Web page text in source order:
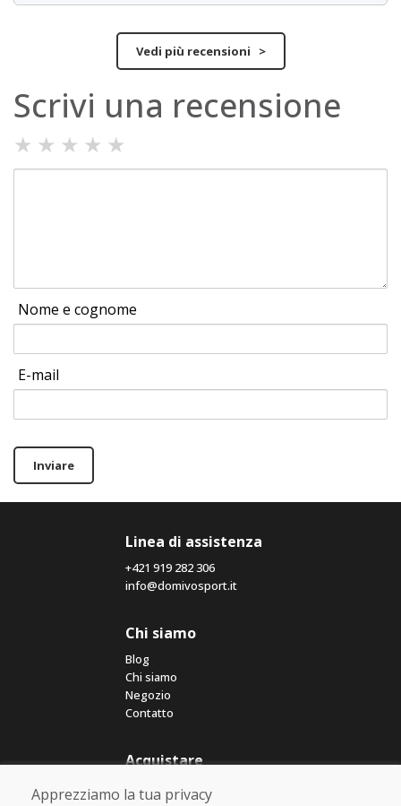
Vedi più recensioni >
Scrivi una recensione
★ ★ ★ ★ ★
Nome e cognome
E-mail
Inviare
Linea di assistenza
+421 919 282 306
info@domivosport.it
Chi siamo
Blog
Chi siamo
Negozio
Contatto
Acquistare
Negozio online
Apprezziamo la tua privacy